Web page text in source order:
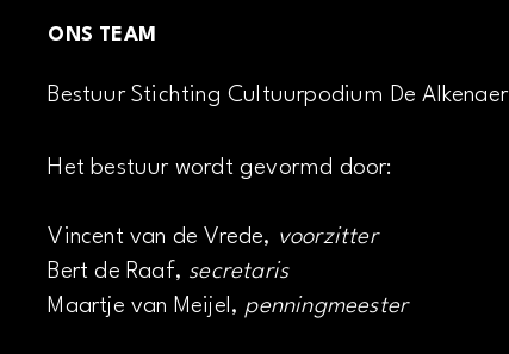
ONS TEAM
Bestuur Stichting Cultuurpodium De Alkenaer
Het bestuur wordt gevormd door:
Vincent van de Vrede, voorzitter
Bert de Raaf, secretaris
Maartje van Meijel, penningmeester